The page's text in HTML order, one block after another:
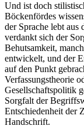
Und ist doch
Böckenfördes
der Sprache lebt
verdankt sich der
Behutsamkeit,
entwickelt, und der
auf den Punkt
Verfassungstheorie
Gesellschaftspolitik
Sorgfalt der
Entschiedenheit der
Handschrift.